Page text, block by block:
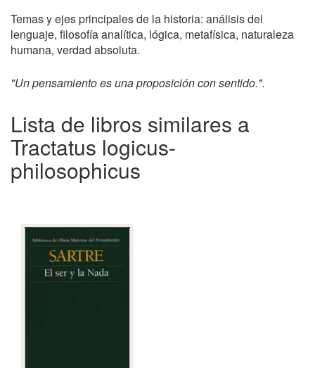
Temas y ejes principales de la historia: análisis del
lenguaje, filosofía analítica, lógica, metafísica, naturaleza
humana, verdad absoluta.
"Un pensamiento es una proposición con sentido.".
Lista de libros similares a
Tractatus logicus-
philosophicus